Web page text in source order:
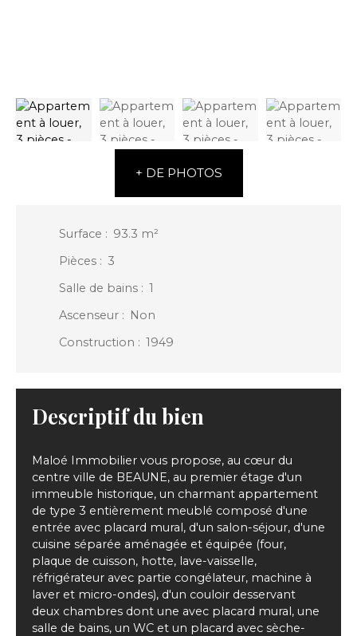
+ DE PHOTOS
Surface : 93.3 m²
Pièces : 3
Salle de bains : 1
Ascenseur : Non
Construction : 1949
Descriptif du bien
Maloé Immobilier vous propose, au cœur du
centre ville de BEAUNE, au premier étage d'un
immeuble historique, un charmant appartement
de type 3 entièrement meublé composé d'une
entrée avec placard mural, d'un salon-séjour, d'une
cuisine séparée aménagée et équipée (four,
plaque de cuisson, hotte, lave-vaisselle,
réfrigérateur avec partie congélateur, machine à
laver et micro-ondes), d'un couloir desservant
deux chambres dont une avec placard mural, une
salle de bains, un WC et un placard avec sèche-